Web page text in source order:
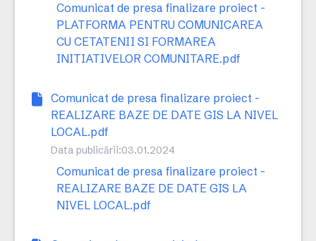
Comunicat de presa finalizare proiect -
PLATFORMA PENTRU COMUNICAREA
CU CETATENII SI FORMAREA
INITIATIVELOR COMUNITARE.pdf
Comunicat de presa finalizare proiect -
REALIZARE BAZE DE DATE GIS LA NIVEL
LOCAL.pdf
Data publicării:03.01.2024
Comunicat de presa finalizare proiect -
REALIZARE BAZE DE DATE GIS LA
NIVEL LOCAL.pdf